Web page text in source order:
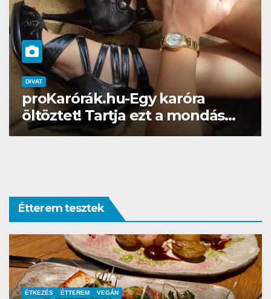
DIVAT SZÉPSÉG
Gél lakk otthon? Naná, a
Brillbirddel simán!
Étterem tesztek
ÉTTEREM